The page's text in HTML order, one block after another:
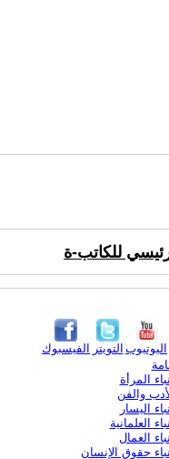
للكاتب-ة
الفيسبوك التويتر اليوتيوب
المرأة
والفن
اليسار
العلمانية
العمال
حقوق الإنسان